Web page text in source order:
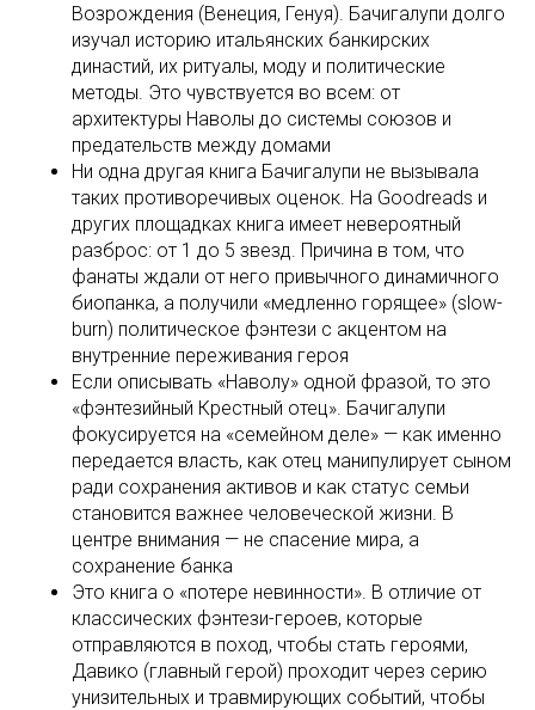
Возрождения (Венеция, Генуя). Бачигалупи долго
изучал историю итальянских банкирских
династий, их ритуалы, моду и политические
методы. Это чувствуется во всем: от
архитектуры Наволы до системы союзов и
предательств между домами
Ни одна другая книга Бачигалупи не вызывала
таких противоречивых оценок. На Goodreads и
других площадках книга имеет невероятный
разброс: от 1 до 5 звезд. Причина в том, что
фанаты ждали от него привычного динамичного
биопанка, а получили «медленно горящее» (slow-
burn) политическое фэнтези с акцентом на
внутренние переживания героя
Если описывать «Наволу» одной фразой, то это
«фэнтезийный Крестный отец». Бачигалупи
фокусируется на «семейном деле» — как именно
передается власть, как отец манипулирует сыном
ради сохранения активов и как статус семьи
становится важнее человеческой жизни. В
центре внимания — не спасение мира, а
сохранение банка
Это книга о «потере невинности». В отличие от
классических фэнтези-героев, которые
отправляются в поход, чтобы стать героями,
Давико (главный герой) проходит через серию
унизительных и травмирующих событий, чтобы